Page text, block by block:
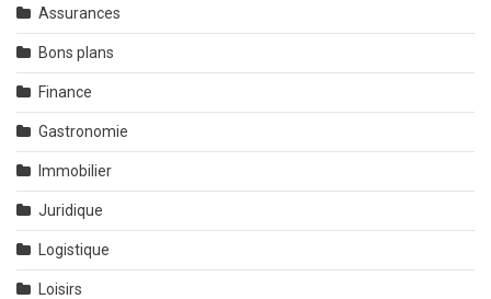
Assurances
Bons plans
Finance
Gastronomie
Immobilier
Juridique
Logistique
Loisirs